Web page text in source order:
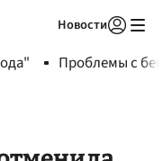
Новости
Проблемы с